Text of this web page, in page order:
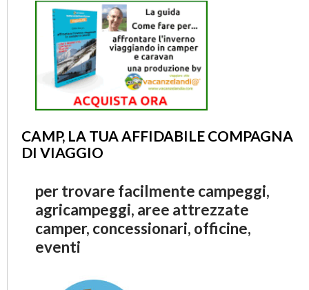
CAMP, LA TUA AFFIDABILE COMPAGNA
DI VIAGGIO
per trovare facilmente campeggi,
agricampeggi, aree attrezzate
camper, concessionari, officine,
eventi